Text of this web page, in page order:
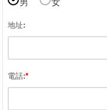
男 女
地址:
電話:*